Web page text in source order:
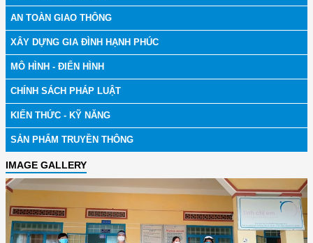
AN TOÀN GIAO THÔNG
XÂY DỰNG GIA ĐÌNH HẠNH PHÚC
MÔ HÌNH - ĐIỂN HÌNH
CHÍNH SÁCH PHÁP LUẬT
KIẾN THỨC - KỸ NĂNG
SẢN PHẨM TRUYỀN THÔNG
IMAGE GALLERY